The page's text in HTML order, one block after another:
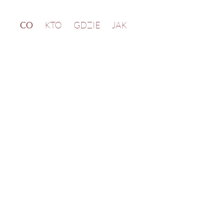
CO KTO GDZIE JAK